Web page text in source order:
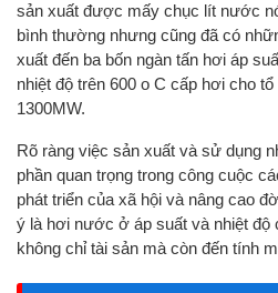
sản xuất được mấy chục lít nước
bình thường nhưng cũng đã có
xuất đến ba bốn ngàn tấn hơi áp
nhiệt độ trên 600 o C cấp hơi cho
1300MW.
Rõ ràng việc sản xuất và sử dụng
phần quan trọng trong công cuộc
phát triển của xã hội và nâng cao
ý là hơi nước ở áp suất và nhiệt độ
không chỉ tài sản mà còn đến tính